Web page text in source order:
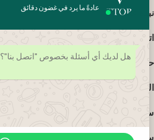
نبذة عنا
اتصل بنا
حسابي
الشروط والأحكام
سياسة الخصوصية
سياسة الاسترداد والإرجاع
عادةً ما يرد في غضون دقائق
هل لديك أي أسئلة بخصوص "اتصل بنا"؟